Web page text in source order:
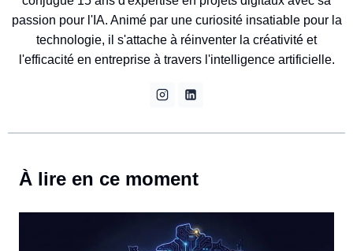
passion pour l'IA. Animé par une curiosité insatiable pour la
technologie, il s'attache à réinventer la créativité et
l'efficacité en entreprise à travers l'intelligence artificielle.
À lire en ce moment